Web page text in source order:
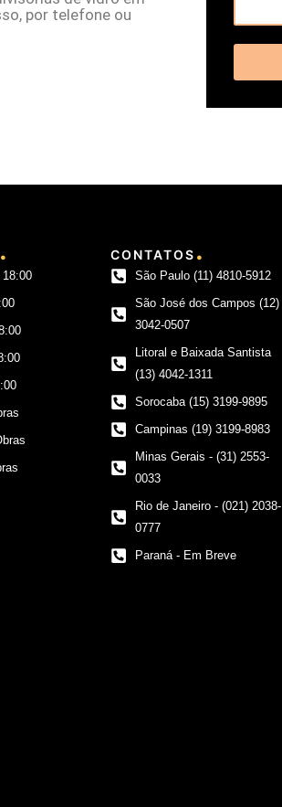
por telefone ou
. CONTATOS .
São Paulo (11) 4810-5912
São José dos Campos (12)
3042-0507
Litoral e Baixada Santista
(13) 4042-1311
Sorocaba (15) 3199-9895
Campinas (19) 3199-8983
Minas Gerais - (31) 2553-
0033
Rio de Janeiro - (021) 2038-
0777
Paraná - Em Breve